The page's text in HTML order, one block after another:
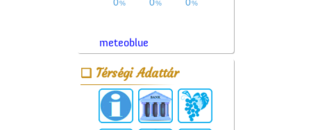
meteoblue
Térségi Adattár